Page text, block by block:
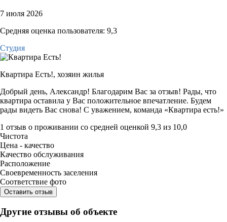
7 июля 2026
Средняя оценка пользователя: 9,3
Студия
Квартира Есть!, хозяин жилья
Добрый день, Александр! Благодарим Вас за отзыв! Рады, что
квартира оставила у Вас положительное впечатление. Будем
рады видеть Вас снова! С уважением, команда «Квартира есть!»
1 отзыв о проживании со средней оценкой 9,3 из 10,0
Чистота
Цена - качество
Качество обслуживания
Расположение
Своевременность заселения
Соответствие фото
Оставить отзыв
Другие отзывы об объекте